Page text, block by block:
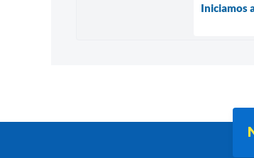
Iniciamos